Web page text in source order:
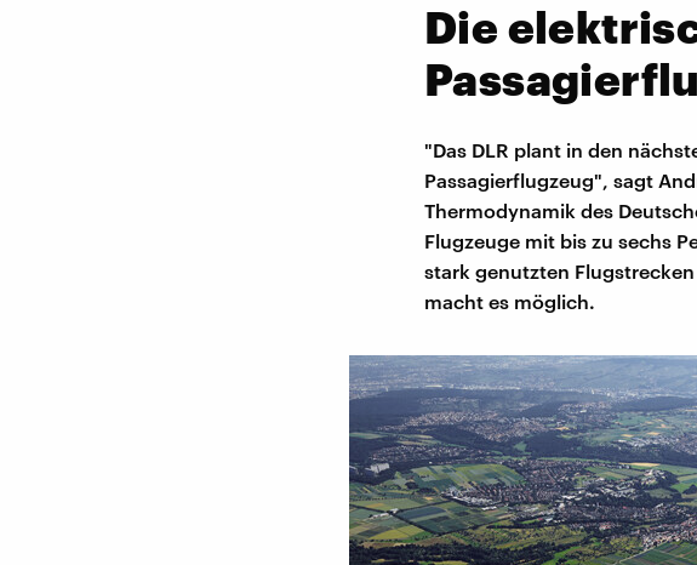
Die
"Das DLR plant in den
Passagierflugzeug", sagt
Thermodynamik des
Flugzeuge mit bis zu sechs
stark genutzten
macht es möglich.